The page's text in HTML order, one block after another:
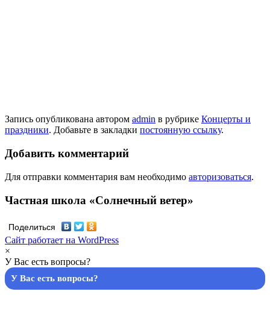
Запись опубликована автором admin в рубрике Концерты и
праздники. Добавьте в закладки постоянную ссылку.
Добавить комментарий
Для отправки комментария вам необходимо авторизоваться.
Частная школа «Солнечный ветер»
Поделиться
Сайт работает на WordPress
×
У Вас есть вопросы?
У Вас есть вопросы?